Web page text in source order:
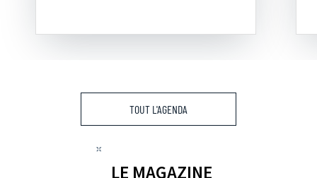
TOUT L'AGENDA
LE MAGAZINE